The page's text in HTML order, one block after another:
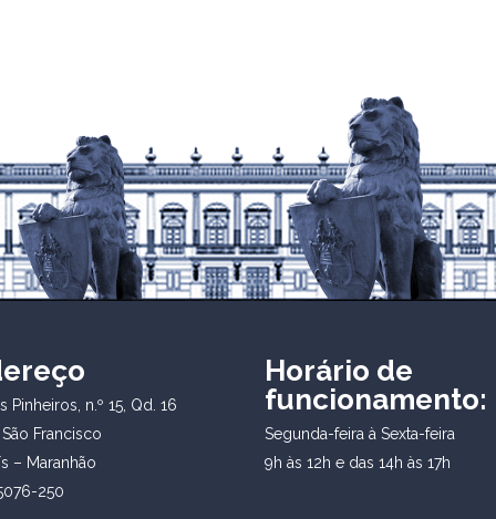
Pinheiros, n.º 15, Qd. 16
Francisco
– Maranhão
250
Horário de
funcionamento:
Segunda-feira à Sexta-feira
9h às 12h e das 14h às 17h